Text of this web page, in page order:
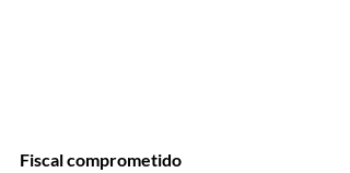
Fiscal comprometido